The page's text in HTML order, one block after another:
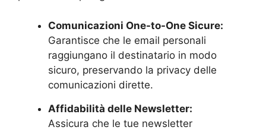
Comunicazioni One-to-One Sicure:
Garantisce che le email personali
raggiungano il destinatario in modo
sicuro, preservando la privacy delle
comunicazioni dirette.
Affidabilità delle Newsletter:
Assicura che le tue newsletter